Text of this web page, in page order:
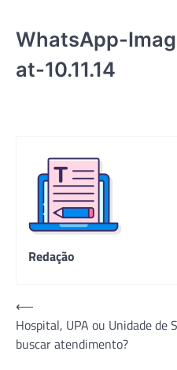
WhatsApp-
at-10.11.14
Redação
Navegação
de
Post
⟵
Hospital, UPA ou Unidade de
buscar atendimento?